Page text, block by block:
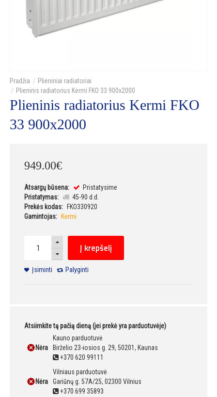
Plieniniai radiatoriai
Plieninis radiatorius Kermi FKO 33 900x2000
Plieninis radiatorius Kermi FKO
33 900x2000
949.00€
Atsargų būsena:
Pristatysime
Pristatymas:
45-90 d.d.
Prekės kodas:
FKO330920
Gamintojas:
Kermi
Į krepšelį
Įsiminti Palyginti
Atsiimkite tą pačią dieną (jei prekė yra parduotuvėje)
Nėra
Kauno parduotuvė
Birželio 23-iosios g. 29, 50201, Kaunas
+370 620 99111
Nėra
Vilniaus parduotuvė
Gariūnų g. 57A/25, 02300 Vilnius
+370 699 35893